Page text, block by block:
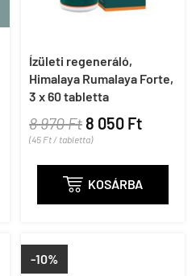
Ízületi regeneráló,
Himalaya Rumalaya Forte,
3 x 60 tabletta
8 970 Ft8 050 Ft
(45 Ft / tabletta)
 KOSÁRBA
-10%